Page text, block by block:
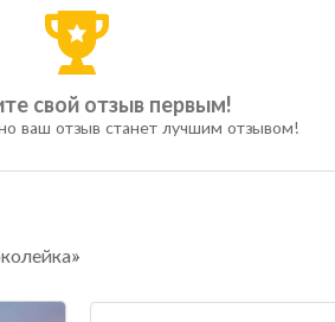
свой отзыв первым!
ваш отзыв станет лучшим отзывом!